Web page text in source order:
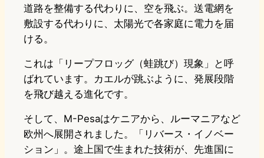
道路を整備する代わりに、空を飛ぶ。送電網を
敷設する代わりに、太陽光で各家庭に電力を届
ける。
これは「リープフロッグ（蛙跳び）現象」と呼
ばれています。カエルが跳ぶように、発展段階
を飛び越える進化です。
そして、M-Pesaはケニアから、ルーマニアなど
欧州へ展開されました。「リバース・イノベー
ション」。途上国で生まれた技術が、先進国に